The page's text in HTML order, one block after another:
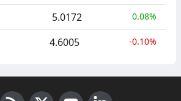
5.0172 0.08%
4.6005 -0.10%